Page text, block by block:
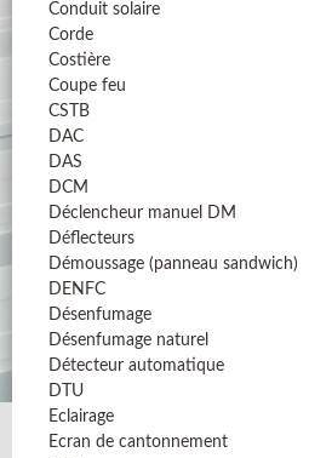
Conduit solaire
Corde
Costière
Coupe feu
CSTB
DAC
DAS
DCM
Déclencheur manuel DM
Déflecteurs
Démoussage (panneau sandwich)
DENFC
Désenfumage
Désenfumage naturel
Détecteur automatique
DTU
Eclairage
Ecran de cantonnement